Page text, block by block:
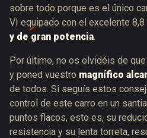
sobre todo porque es el único
VI equipado con el excelente
y de gran potencia.
Por último, no os olvidéis de
y poned vuestro magnífico
de todos. Si seguís estos
control de este carro en un
puntos flacos, esto es, su
resistencia y su lenta torreta,